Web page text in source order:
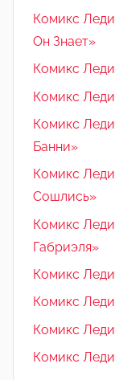
Комикс
Он Знает»
Комикс
Комикс
Комикс
Банни»
Комикс
Сошлись»
Комикс
Габриэля»
Комикс
Комикс
Комикс
Комикс